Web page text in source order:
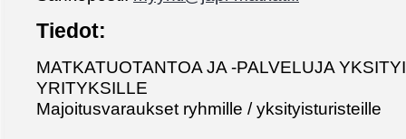
Tiedot:
MATKATUOTANTOA JA -PALVELUJA
YRITYKSILLE
Majoitusvaraukset ryhmille / yksityisturisteille